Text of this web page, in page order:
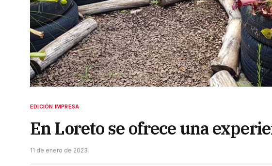
EDICIÓN IMPRESA
En Loreto se ofrece una
11 de enero de 2023